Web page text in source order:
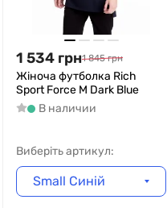
1 534 грн1 845 грн
Жіноча футболка Rich
Sport Force M Dark Blue
В наличии
Виберіть артикул:
Small Синій